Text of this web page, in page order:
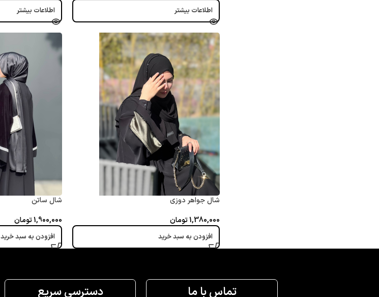
اطلاعات بیشتر اطلاعات بیشتر
شال جواهر دوزی
1,380,000تومان
افزودن به سبد خرید
شال ساتن
1,900,000تومان
افزودن به سبد خرید
تماس با ما دسترسی سریع